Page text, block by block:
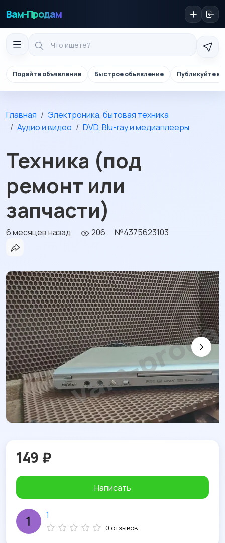
Вам-Продам
Подайте объявление Быстрое объявление Публикуйте в
Главная
Электроника, бытовая техника
Аудио и видео
DVD, Blu-ray и медиаплееры
Техника (под
ремонт или
запчасти)
6 месяцев назад 206 №4375623103
149 ₽
Написать
1
0 отзывов